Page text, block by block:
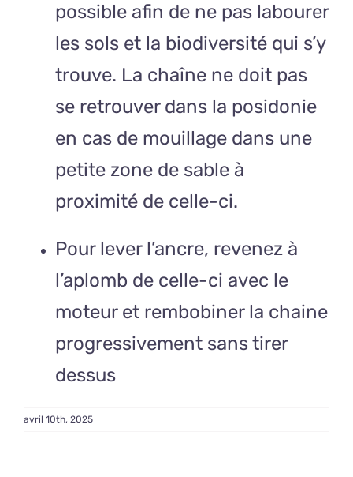
possible afin de ne pas labourer
les sols et la biodiversité qui s’y
trouve. La chaîne ne doit pas
se retrouver dans la posidonie
en cas de mouillage dans une
petite zone de sable à
proximité de celle-ci.
Pour lever l’ancre, revenez à
l’aplomb de celle-ci avec le
moteur et rembobiner la chaine
progressivement sans tirer
dessus
avril 10th, 2025